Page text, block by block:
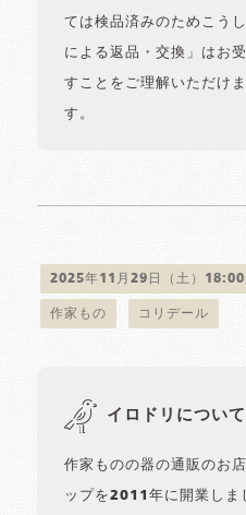
ては検品済みのためこう
による返品・交換」はお
すことをご理解いただけ
す。
2025年11月29日（土）18:00
作家もの コリデール
イロドリについて
作家ものの器の通販のお
ップを2011年に開業しま